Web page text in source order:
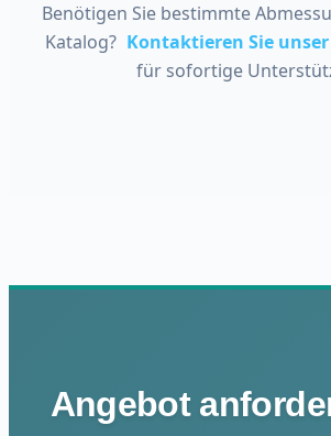
Benötigen Sie bestimmte
Katalog? Kontaktieren Sie
für sofortige
Angebot